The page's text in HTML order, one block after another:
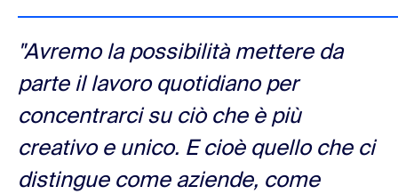
"Avremo la possibilità mettere da
parte il lavoro quotidiano per
concentrarci su ciò che è più
creativo e unico. E cioè quello che ci
distingue come aziende, come